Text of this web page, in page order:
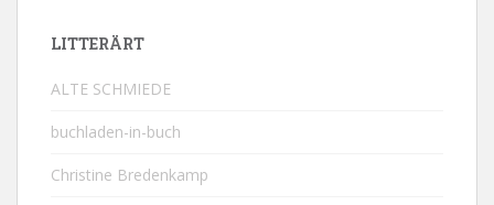
LITTERÄRT
ALTE SCHMIEDE
buchladen-in-buch
Christine Bredenkamp